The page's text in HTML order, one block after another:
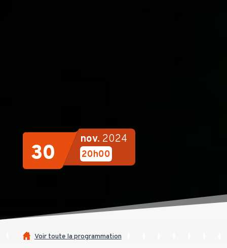
30
nov. 2024
20h00
Voir toute la programmation